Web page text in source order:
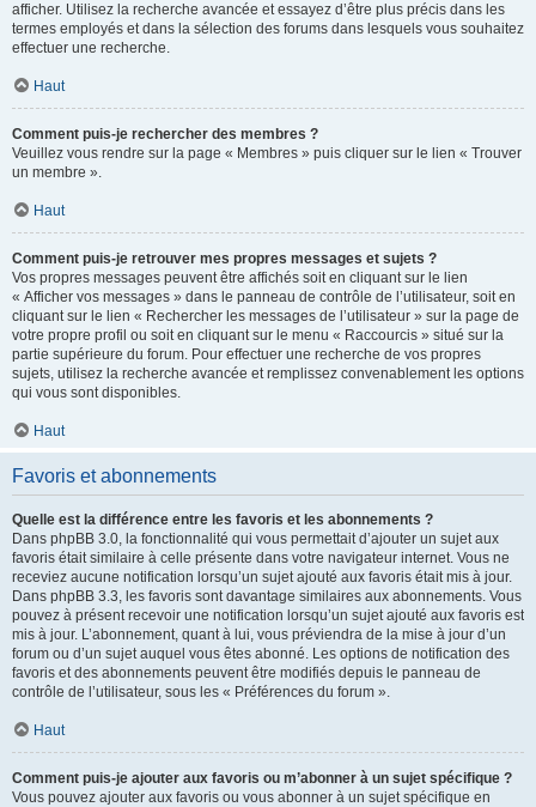
afficher. Utilisez la recherche avancée et essayez d’être plus précis dans les
termes employés et dans la sélection des forums dans lesquels vous souhaitez
effectuer une recherche.
Haut
Comment puis-je rechercher des membres ?
Veuillez vous rendre sur la page « Membres » puis cliquer sur le lien « Trouver
un membre ».
Haut
Comment puis-je retrouver mes propres messages et sujets ?
Vos propres messages peuvent être affichés soit en cliquant sur le lien
« Afficher vos messages » dans le panneau de contrôle de l’utilisateur, soit en
cliquant sur le lien « Rechercher les messages de l’utilisateur » sur la page de
votre propre profil ou soit en cliquant sur le menu « Raccourcis » situé sur la
partie supérieure du forum. Pour effectuer une recherche de vos propres
sujets, utilisez la recherche avancée et remplissez convenablement les options
qui vous sont disponibles.
Haut
Favoris et abonnements
Quelle est la différence entre les favoris et les abonnements ?
Dans phpBB 3.0, la fonctionnalité qui vous permettait d’ajouter un sujet aux
favoris était similaire à celle présente dans votre navigateur internet. Vous ne
receviez aucune notification lorsqu’un sujet ajouté aux favoris était mis à jour.
Dans phpBB 3.3, les favoris sont davantage similaires aux abonnements. Vous
pouvez à présent recevoir une notification lorsqu’un sujet ajouté aux favoris est
mis à jour. L’abonnement, quant à lui, vous préviendra de la mise à jour d’un
forum ou d’un sujet auquel vous êtes abonné. Les options de notification des
favoris et des abonnements peuvent être modifiés depuis le panneau de
contrôle de l’utilisateur, sous les « Préférences du forum ».
Haut
Comment puis-je ajouter aux favoris ou m’abonner à un sujet spécifique ?
Vous pouvez ajouter aux favoris ou vous abonner à un sujet spécifique en